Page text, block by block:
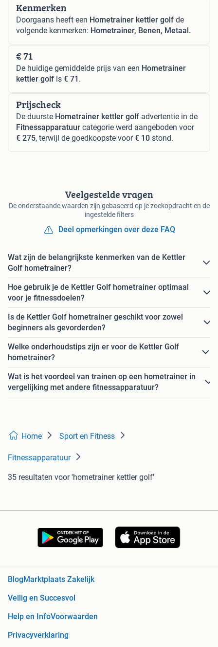
Kenmerken
Doorgaans heeft een Hometrainer kettler golf de
volgende kenmerken: Hometrainer, Benen, Metaal.
€ 71
De huidige gemiddelde prijs van een Hometrainer
kettler golf is € 71 .
Prijscheck
De duurste Hometrainer kettler golf advertentie in de
Fitnessapparatuur categorie werd aangeboden voor
€ 275, terwijl de goedkoopste voor€ 10 stond.
Veelgestelde vragen
De onderstaande waarden zijn gebaseerd op je zoekopdracht en de
ingestelde filters
Deel opmerkingen over deze FAQ
Wat zijn de belangrijkste kenmerken van de Kettler
Golf hometrainer?
Hoe gebruik je de Kettler Golf hometrainer optimaal
voor je fitnessdoelen?
Is de Kettler Golf hometrainer geschikt voor zowel
beginners als gevorderden?
Welke onderhoudstips zijn er voor de Kettler Golf
hometrainer?
Wat is het voordeel van trainen op een hometrainer in
vergelijking met andere fitnessapparatuur?
Home Sport en Fitness
Fitnessapparatuur
35 resultaten voor 'hometrainer kettler golf'
Blog Marktplaats Zakelijk
Veilig en Succesvol
Help en InfoVoorwaarden
Privacyverklaring